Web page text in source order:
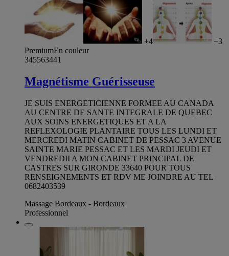
+4
+3
PremiumEn couleur
345563441
Magnétisme Guérisseuse
JE SUIS ENERGETICIENNE FORMEE AU CANADA
AU CENTRE DE SANTE INTEGRALE DE QUEBEC
AUX SOINS ENERGETIQUES ET A LA
REFLEXOLOGIE PLANTAIRE TOUS LES LUNDI ET
MERCREDI MATIN CABINET DE PESSAC 3 AVENUE
SAINTE MARIE PESSAC ET LES MARDI JEUDI ET
VENDREDII A MON CABINET PRINCIPAL DE
CASTRES SUR GIRONDE 33640 POUR TOUS
RENSEIGNEMENTS ET RDV ME JOINDRE AU TEL
0682403539
Massage Bordeaux - Bordeaux
Professionnel